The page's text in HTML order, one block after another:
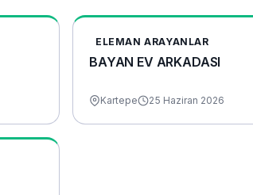
ELEMAN ARAYANLAR
BAYAN EV ARKADASI
Kartepe 25 Haziran 2026